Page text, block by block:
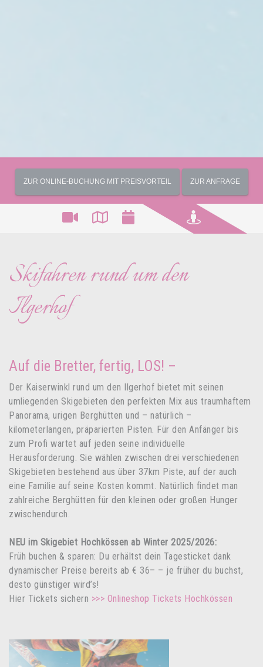
ZUR ONLINE-BUCHUNG MIT PREISVORTEIL ZUR ANFRAGE
Skifahren rund um den
Ilgerhof
Auf die Bretter, fertig, LOS! –
Der Kaiserwinkl rund um den Ilgerhof bietet mit seinen
umliegenden Skigebieten den perfekten Mix aus traumhaftem
Panorama, urigen Berghütten und – natürlich –
kilometerlangen, präparierten Pisten. Für den Anfänger bis
zum Profi wartet auf jeden seine individuelle
Herausforderung. Sie wählen zwischen drei verschiedenen
Skigebieten bestehend aus über 37km Piste, auf der auch
eine Familie auf seine Kosten kommt. Natürlich findet man
zahlreiche Berghütten für den kleinen oder großen Hunger
zwischendurch.
NEU im Skigebiet Hochkössen ab Winter 2025/2026:
Früh buchen & sparen: Du erhältst dein Tagesticket dank
dynamischer Preise bereits ab € 36– – je früher du buchst,
desto günstiger wird’s!
Hier Tickets sichern >>> Onlineshop Tickets Hochkössen